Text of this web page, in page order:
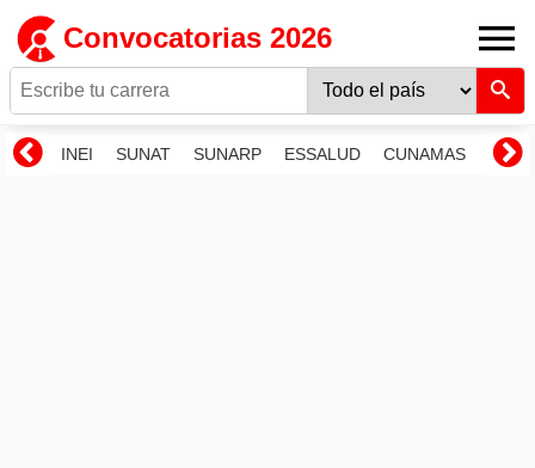
Convocatorias 2026
INEI SUNAT SUNARP ESSALUD CUNAMAS